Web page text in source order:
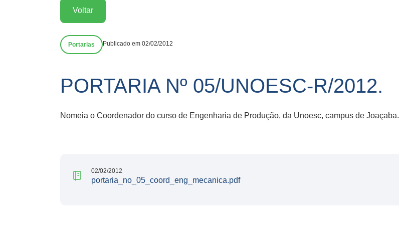
Voltar
Portarias Publicado em 02/02/2012
PORTARIA Nº 05/UNOESC-R/2012.
Nomeia o Coordenador do curso de Engenharia de Produção, da Unoesc, campus de Joaçaba.
02/02/2012
portaria_no_05_coord_eng_mecanica.pdf